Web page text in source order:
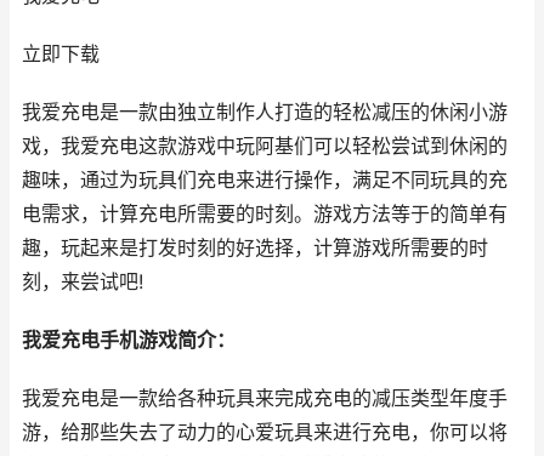
立即下载
我爱充电是一款由独立制作人打造的轻松减压的休闲小游
戏，我爱充电这款游戏中玩阿基们可以轻松尝试到休闲的
趣味，通过为玩具们充电来进行操作，满足不同玩具的充
电需求，计算充电所需要的时刻。游戏方法等于的简单有
趣，玩起来是打发时刻的好选择，计算游戏所需要的时
刻，来尝试吧!
我爱充电手机游戏简介：
我爱充电是一款给各种玩具来完成充电的减压类型年度手
游，给那些失去了动力的心爱玩具来进行充电，你可以将